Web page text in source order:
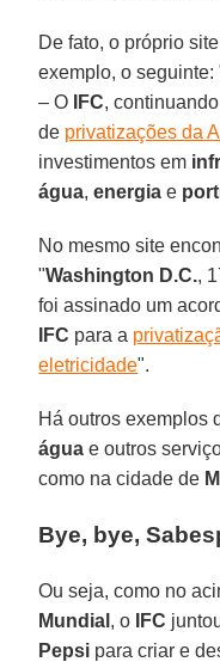
De fato, o próprio
exemplo, o seguinte:
– O
IFC,
de privatizações da
investimentos em
água, energiae
No mesmo site
"Washington D.C.,
foi assinado um
IFC para a
eletricidade".
Há outros exemplos
água e outros
como na cidade de
Bye, bye,
Ou seja, como no
Mundial , o IFC
Pepsi para criar e